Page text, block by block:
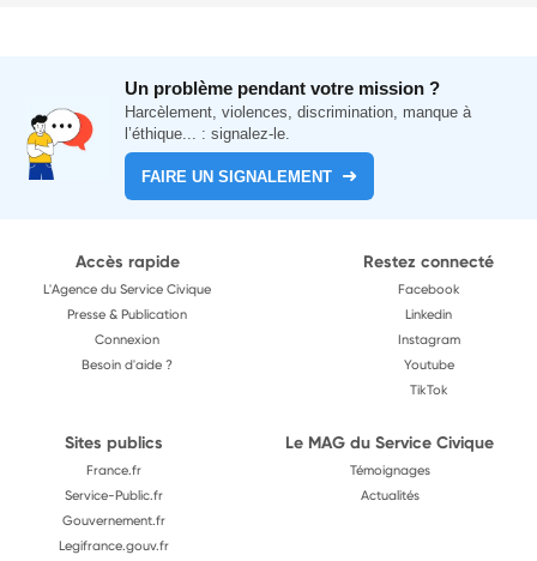
Un problème pendant votre mission ?
Harcèlement, violences, discrimination, manque à
l’éthique... : signalez-le.
FAIRE UN SIGNALEMENT
Accès rapide
L'Agence du Service Civique
Presse & Publication
Connexion
Besoin d'aide ?
Restez connecté
Facebook
Linkedin
Instagram
Youtube
TikTok
Sites publics
France.fr
Service-Public.fr
Gouvernement.fr
Legifrance.gouv.fr
Le MAG du Service Civique
Témoignages
Actualités